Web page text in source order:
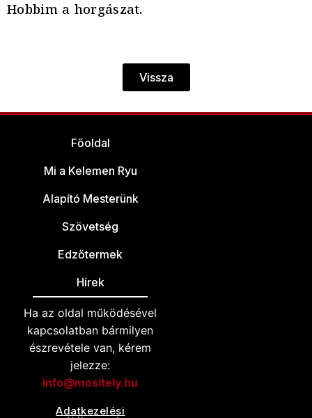
Hobbim a horgászat.
Vissza
Főoldal
Mi a Kelemen Ryu
Alapító Mesterünk
Szövetség
Edzőtermek
Hírek
Ha az oldal működésével
kapcsolatban bármilyen
észrevétele van, kérem
jelezze:
info@mositely.hu
Adatkezelési